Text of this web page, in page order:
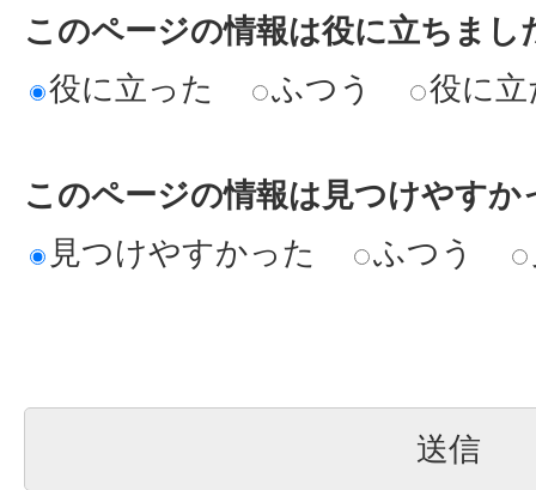
このページの情報は役に立ちまし
役に立った
ふつう 役に
このページの情報は見つけやすか
見つけやすかった
ふつう